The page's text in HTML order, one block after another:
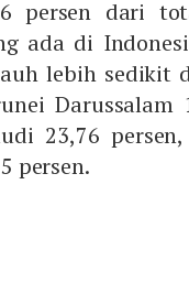
persen dari
ada di
lebih sedikit
Darussalam
23,76
persen.